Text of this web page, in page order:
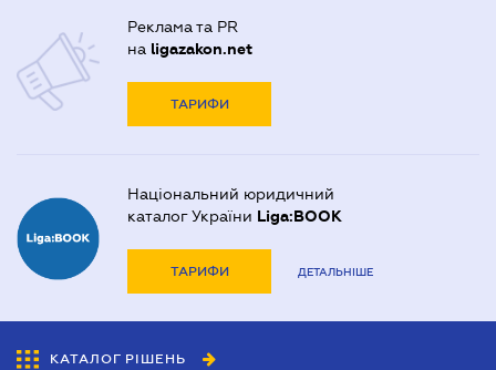
Реклама та PR
на ligazakon.net
ТАРИФИ
Національний юридичний
каталог України Liga:BOOK
ТАРИФИ ДЕТАЛЬНІШЕ
КАТАЛОГ РІШЕНЬ